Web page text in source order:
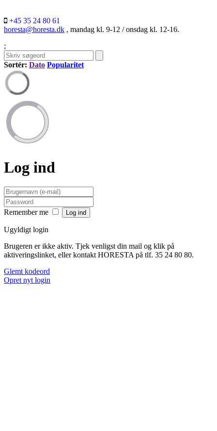
+45 35 24 80 61
horesta@horesta.dk , mandag kl. 9-12 / onsdag kl. 12-16.
;
Sortér: Dato Popularitet
Log ind
Remember me
Ugyldigt login
Brugeren er ikke aktiv. Tjek venligst din mail og klik på
aktiveringslinket, eller kontakt HORESTA på tlf. 35 24 80 80.
Glemt kodeord
Opret nyt login